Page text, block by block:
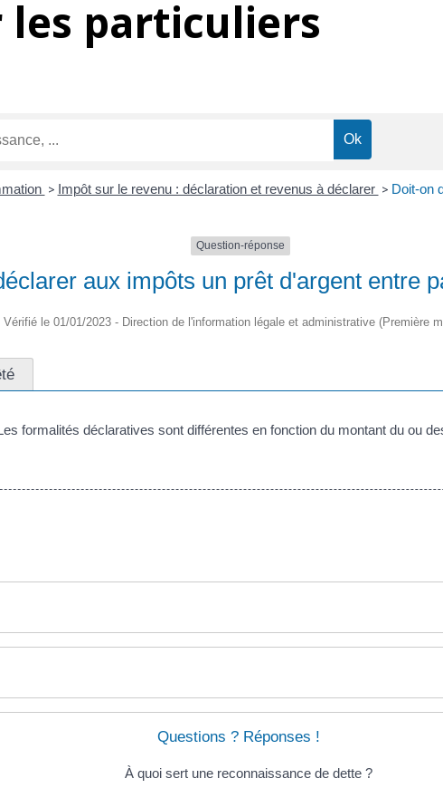
les particuliers
> Impôt sur le revenu : déclaration et revenus à déclarer > Doit-on
Question-réponse
aux impôts un prêt d'argent entre
Vérifié le 01/01/2023 - Direction de l'information légale et administrative (Première
formalités déclaratives sont différentes en fonction du montant du ou
Questions ? Réponses !
À quoi sert une reconnaissance de dette ?